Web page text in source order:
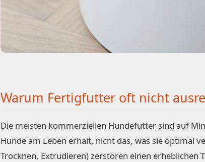
Warum Fertigfutter oft nicht
Die meisten kommerziellen Hundefutter sind auf
Hunde am Leben erhält, nicht das, was sie optimal
Trocknen, Extrudieren) zerstören einen